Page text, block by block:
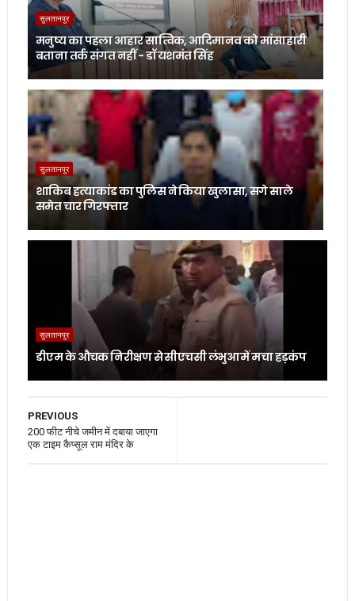
सुलतानपुर
मनुष्य का पहला आहार सात्विक, आदिमानव को मांसाहारी
बताना तर्क संगत नहीं - डॉ यशमंत सिंह
सुलतानपुर
शाकिब हत्याकांड का पुलिस ने किया खुलासा, सगे साले
समेत चार गिरफ्तार
सुलतानपुर
डीएम के औचक निरीक्षण से सीएचसी लंभुआ में मचा हड़कंप
PREVIOUS
200 फीट नीचे जमीन में दबाया जाएगा
एक टाइम कैप्सूल राम मंदिर के